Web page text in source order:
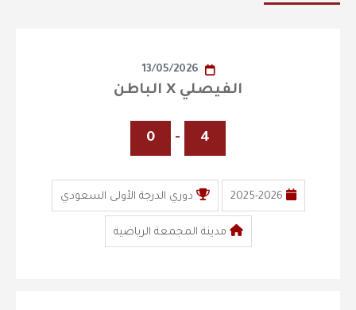
13/05/2026
الفيصلي X الباطن
4
-
0
2025-2026 دوري الدرجة الأولى السعودي
مدينة المجمعة الرياضية